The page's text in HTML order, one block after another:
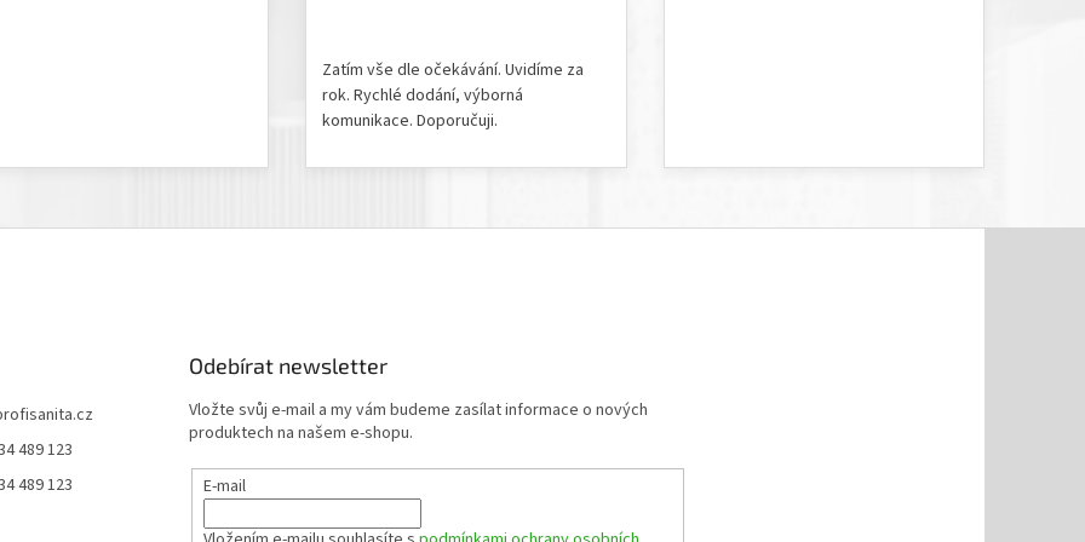
Zatím vše dle očekávání. Uvidíme za
rok. Rychlé dodání, výborná
komunikace. Doporučuji.
489 123
489 123
Odebírat newsletter
Vložte svůj e-mail a my vám budeme zasílat informace o nových
produktech na našem e-shopu.
E-mail